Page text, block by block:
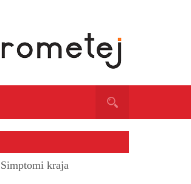
Simptomi kraja